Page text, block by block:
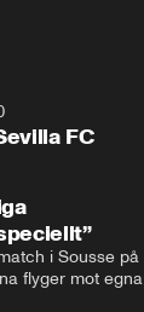
FC
i Sousse på
flyger mot egna